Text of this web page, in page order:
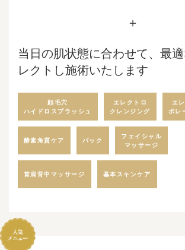
＋
当日の肌状態に合わせて、最
レクトし施術いたします
顔毛穴
ハイドロスプラッシュ
エレクトロ
クレンジング
エ
ポレ
酵素角質ケア パック
フェイシャル
マッサージ
首肩背中マッサージ 基本スキンケア